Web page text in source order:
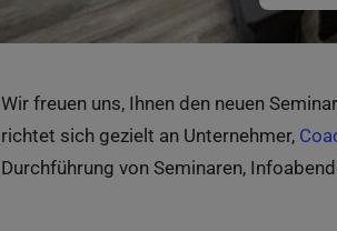
Wir freuen uns, Ihnen den neuen
richtet sich gezielt an Unternehmer,
Durchführung von Seminaren,